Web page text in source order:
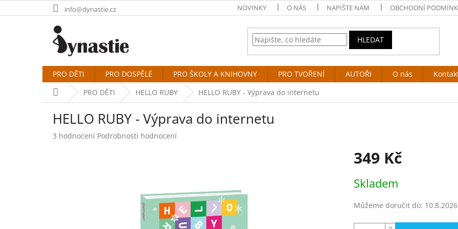
na
info@dynastie.cz NOVINKY O NÁS NAPIŠTE NÁM OBCHODNÍ
HLEDAT
PRO DĚTI PRO DOSPĚLÉ PRO ŠKOLY A KNIHOVNY PRO TVOŘENÍ AUTOŘI O nás
Domů PRO DĚTI HELLO RUBY HELLO RUBY - Výprava do internetu
HELLO RUBY - Výprava do internetu
Průměrné
3 hodnocení Podrobnosti hodnocení
349 Kč
cena:
Skladem
Můžeme doručit do: 10.8.2026